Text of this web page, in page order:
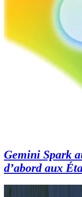
Gemini Spark
d’abord aux